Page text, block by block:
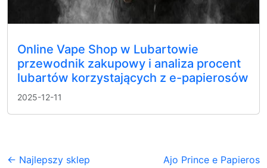
Online Vape Shop w Lubartowie
przewodnik zakupowy i analiza procent
lubartów korzystających z e-papierosów
2025-12-11
← Najlepszy sklep
Ajo Prince e Papieros